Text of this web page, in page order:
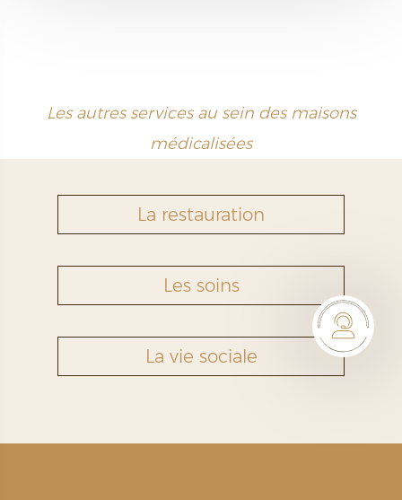
Les autres services au sein des maisons
médicalisées
La restauration
Les soins
La vie sociale